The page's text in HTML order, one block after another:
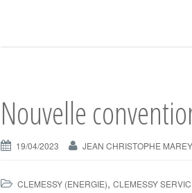
Nouvelle
19/04/2023 JEAN CHRISTOPHE MAREY
CLEMESSY (ENERGIE), CLEMESSY